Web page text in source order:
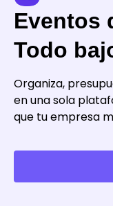
Eventos
Todo
Organiza,
en una sola
que tu empresa